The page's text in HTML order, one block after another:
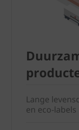
Lange
en eco-labels